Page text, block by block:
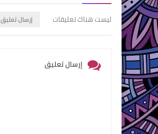
ليست هناك تعليقات إرسال تعليق
إرسال تعليق